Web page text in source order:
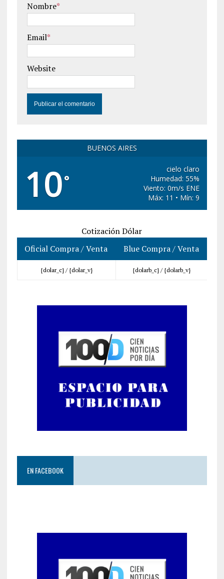
Nombre*
Email*
Website
BUENOS AIRES
10°
cielo claro
Humedad: 55%
Viento: 0m/s ENE
Máx: 11 • Mín: 9
Cotización Dólar
Oficial Compra / Venta
Blue Compra / Venta
{dolar_c} / {dolar_v} {dolarb_c} / {dolarb_v}
EN FACEBOOK